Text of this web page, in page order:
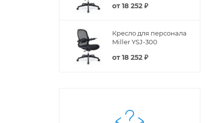
от18 252 ₽
Кресло для персонала
Miller YSJ-300
от18 252 ₽